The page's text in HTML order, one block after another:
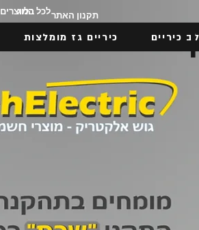
בלוג
לכל המוצרים
כיריים כיריים גז מומלצות
תקנון האתר